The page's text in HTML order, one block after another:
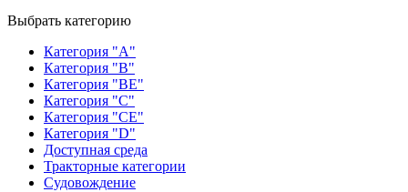
Выбрать категорию
Категория "A"
Категория "B"
Категория "BE"
Категория "C"
Категория "CE"
Категория "D"
Доступная среда
Тракторные категории
Судовождение